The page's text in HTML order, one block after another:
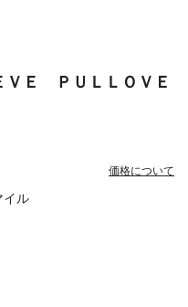
イル
ＶＥ ＰＵＬＬＯＶＥ
価格について